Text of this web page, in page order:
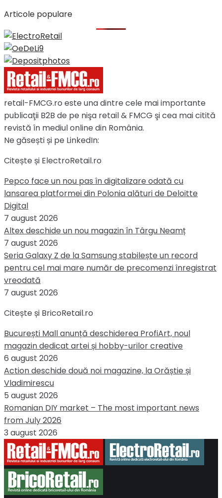
Articole populare
retail-FMCG.ro este una dintre cele mai importante
publicaţii B2B de pe nişa retail & FMCG şi cea mai citită
revistă în mediul online din România.
Ne găsești și pe LinkedIn:
Citește și ElectroRetail.ro
Pepco face un nou pas în digitalizare odată cu
lansarea platformei din Polonia alături de Deloitte
Digital
7 august 2026
Altex deschide un nou magazin în Târgu Neamț
7 august 2026
Seria Galaxy Z de la Samsung stabilește un record
pentru cel mai mare număr de precomenzi înregistrat
vreodată
7 august 2026
Citește și BricoRetail.ro
București Mall anunță deschiderea ProfiArt, noul
magazin dedicat artei și hobby-urilor creative
6 august 2026
Action deschide două noi magazine, la Orăștie și
Vladimirescu
5 august 2026
Romanian DIY market – The most important news
from July 2026
3 august 2026